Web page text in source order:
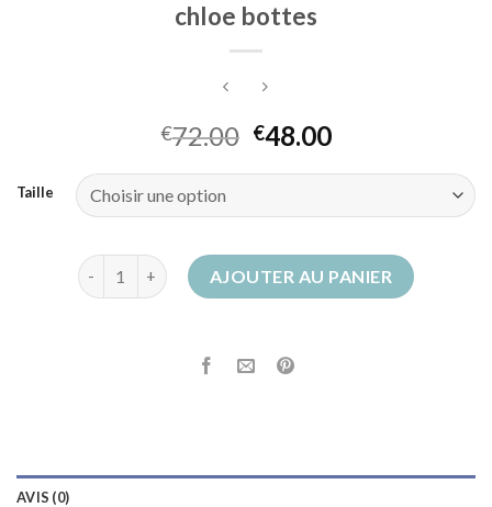
chloe bottes
€72.00 €48.00
Taille
quantité de chloe bottesAJOUTER AU PANIER
AVIS (0)